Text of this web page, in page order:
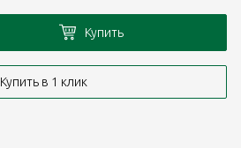
Купить
Купить в 1 клик